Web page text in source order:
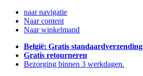
naar navigatie
Naar content
Naar winkelmand
België: Gratis standaardverzending
Gratis retourneren
Bezorging binnen 3 werkdagen.